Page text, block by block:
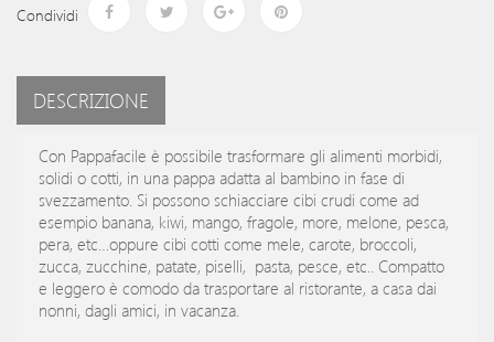
Condividi
DESCRIZIONE
Con Pappafacile è possibile trasformare gli alimenti morbidi,
solidi o cotti, in una pappa adatta al bambino in fase di
svezzamento. Si possono schiacciare cibi crudi come ad
esempio banana, kiwi, mango, fragole, more, melone, pesca,
pera, etc…oppure cibi cotti come mele, carote, broccoli,
zucca, zucchine, patate, piselli, pasta, pesce, etc.. Compatto
e leggero è comodo da trasportare al ristorante, a casa dai
nonni, dagli amici, in vacanza.